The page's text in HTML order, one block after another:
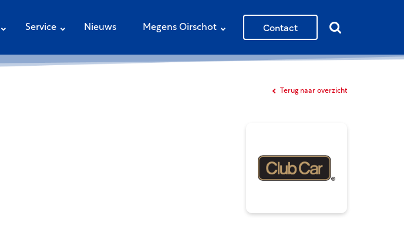
Service Nieuws Megens Oirschot Contact
Terug naar overzicht